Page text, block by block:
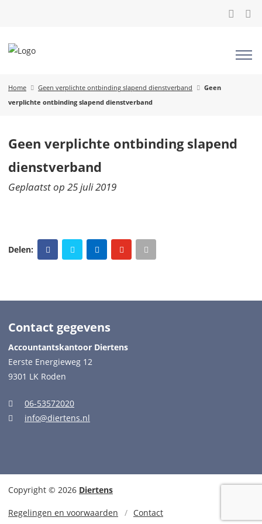
Home Geen verplichte ontbinding slapend dienstverband
Geen
verplichte ontbinding slapend dienstverband
Geen verplichte ontbinding slapend
dienstverband
Geplaatst op 25 juli 2019
Delen:
Contact gegevens
Accountantskantoor Diertens
Eerste Energieweg 12
9301 LK Roden
06-53572020
info@diertens.nl
Copyright © 2026 Diertens
Regelingen en voorwaarden Contact